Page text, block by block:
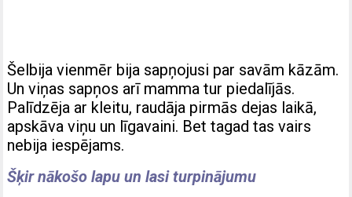
Šelbija vienmēr bija sapņojusi par savām kāzām.
Un viņas sapņos arī mamma tur piedalījās.
Palīdzēja ar kleitu, raudāja pirmās dejas laikā,
apskāva viņu un līgavaini. Bet tagad tas vairs
nebija iespējams.
Šķir nākošo lapu un lasi turpinājumu